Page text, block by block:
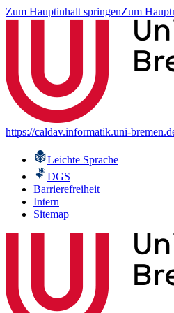
Zum Hauptinhalt springenZum
https://caldav.informatik.uni-
Leichte Sprache
DGS
Barrierefreiheit
Intern
Sitemap